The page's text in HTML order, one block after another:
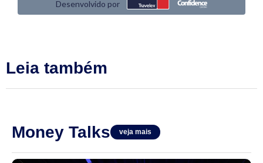
Leia também
Money Talks veja mais